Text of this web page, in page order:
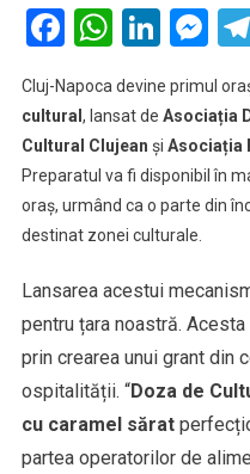
Facebook
Cluj-Napoca devine primul
cultural , lansat de Asociația
Cultural Clujean și Asociația
Preparatul va fi disponibil în
oraș, urmând ca o parte din
destinat zonei culturale.
Lansarea acestui
pentru țara noastră.
prin crearea unui grant din
ospitalității. “Doza de
cu caramel sărat
partea operatorilor de